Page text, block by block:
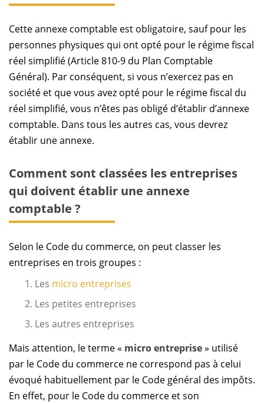
Cette annexe comptable est obligatoire, sauf pour les
personnes physiques qui ont opté pour le régime fiscal
réel simplifié (Article 810-9 du Plan Comptable
Général). Par conséquent, si vous n’exercez pas en
société et que vous avez opté pour le régime fiscal du
réel simplifié, vous n’êtes pas obligé d’établir d’annexe
comptable. Dans tous les autres cas, vous devrez
établir une annexe.
Comment sont classées les entreprises
qui doivent établir une annexe
comptable ?
Selon le Code du commerce, on peut classer les
entreprises en trois groupes :
Les micro entreprises
Les petites entreprises
Les autres entreprises
Mais attention, le terme « micro entreprise» utilisé
par le Code du commerce ne correspond pas à celui
évoqué habituellement par le Code général des impôts.
En effet, pour le Code du commerce et son